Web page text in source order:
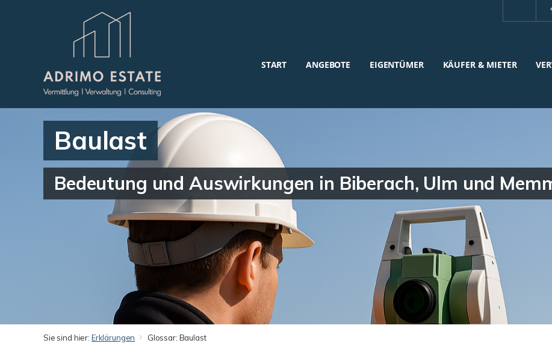
START ANGEBOTE EIGENTÜMER KÄUFER & MIETER
Baulast
Bedeutung und Auswirkungen in Biberach, Ulm und
Sie sind hier: Erklärungen Glossar: Baulast